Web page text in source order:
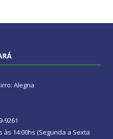
Alegria
9261
14:00hs (Segunda a Sexta